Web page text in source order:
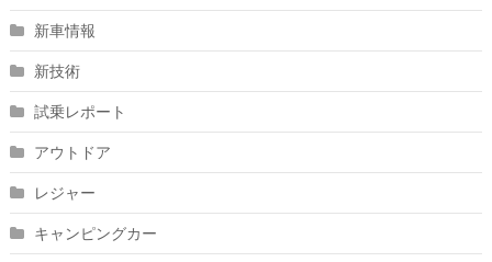
新車情報
新技術
試乗レポート
アウトドア
レジャー
キャンピングカー